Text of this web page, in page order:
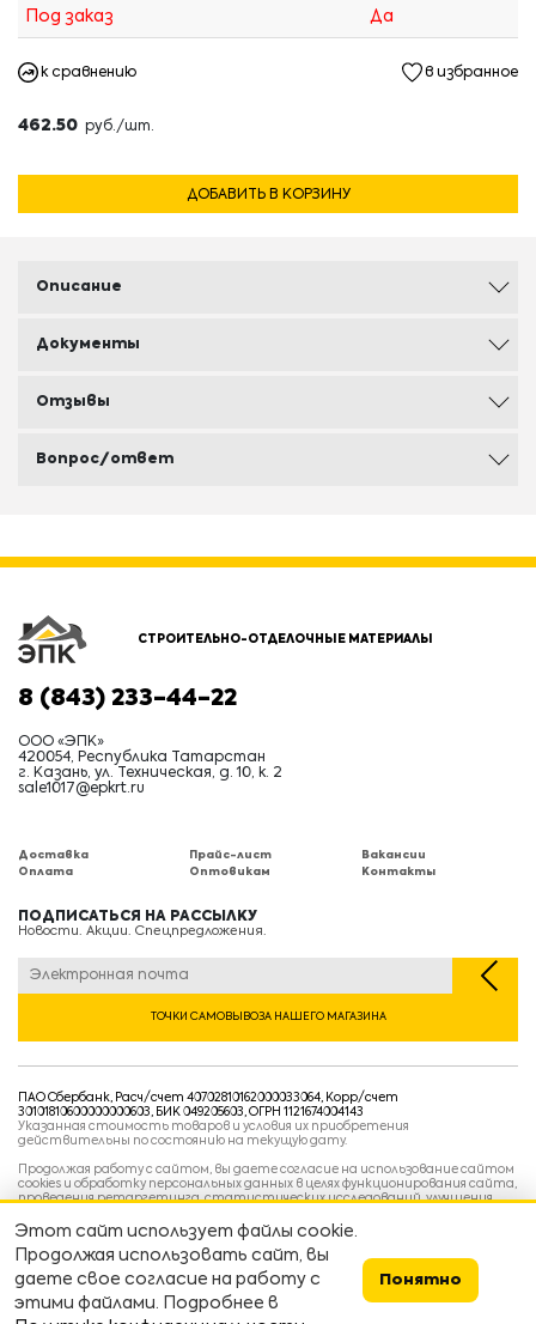
Под заказ Да
к сравнению в избранное
462.50 руб./шт.
ДОБАВИТЬ В КОРЗИНУ
Описание
Документы
Отзывы
Вопрос/ответ
СТРОИТЕЛЬНО-ОТДЕЛОЧНЫЕ МАТЕРИАЛЫ
8 (843) 233-44-22
ООО «ЭПК»
420054, Республика Татарстан
г. Казань, ул. Техническая, д. 10, к. 2
sale1017@epkrt.ru
Доставка
Оплата
Прайс-лист
Оптовикам
Вакансии
Контакты
ПОДПИСАТЬСЯ НА РАССЫЛКУ
Новости. Акции. Спецпредложения.
ТОЧКИ САМОВЫВОЗА НАШЕГО МАГАЗИНА
ПАО Сбербанк, Расч/счет 40702810162000033064, Корр/счет
30101810600000000603, БИК 049205603, ОГРН 1121674004143
Указанная стоимость товаров и условия их приобретения
действительны по состоянию на текущую дату.
Продолжая работу с сайтом, вы даете согласие на использование сайтом
cookies и обработку персональных данных в целях функционирования сайта,
проведения ретаргетинга, статистических исследований, улучшения
ваших предпочтений и интересов.
Политика конфиденциальности
Условия пользовательского соглашения
Условия продажи
Сделано в
Этот сайт использует файлы cookie.
Продолжая использовать сайт, вы
даете свое согласие на работу с
этими файлами. Подробнее в
Понятно